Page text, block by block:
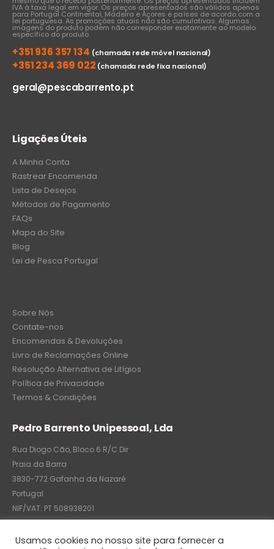
IVA à taxa legal em vigor. Os preços apresentados são válidos apenas
para Portugal Continental, Madeira e Açores e países de acordo com a
lei portuguesa. As promoções atuais não são cumulativas. Algumas
imagens do produto podem não corresponder exatamente ao modelo
específico do produto.
+351 936 357 134 (chamada rede móvel nacional)
+351 234 369 022 (chamada rede fixa nacional)
geral@pescabarrento.pt
Ligações Úteis
A Minha Conta
Rastrear Encomenda
Lista de Desejos
Métodos de Pagamento
FAQs
Mapa do Site
Blog
Lei de Pesca Portugal
Sobre Nós
Contate-nos
Encomendas & Devoluções
Livro de Reclamações Online
Resolução Alternativa de Litígios
Política de Privacidade
Termos & Condições
Pedro Barrento Unipessoal, Lda
Rua Diogo Cão, Bloco 6 R/C Dir
Praia da Barra
3830-772 Gafanha da Nazaré
Portugal
NIF/VAT: PT 508938201
C.R.C.: 7004-8522-6075
Usamos cookies no nosso site para fornecer a